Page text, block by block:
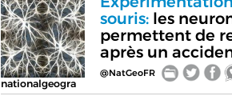
nationalgeogra
souris:les
permettent de
après un
@NatGeoFR